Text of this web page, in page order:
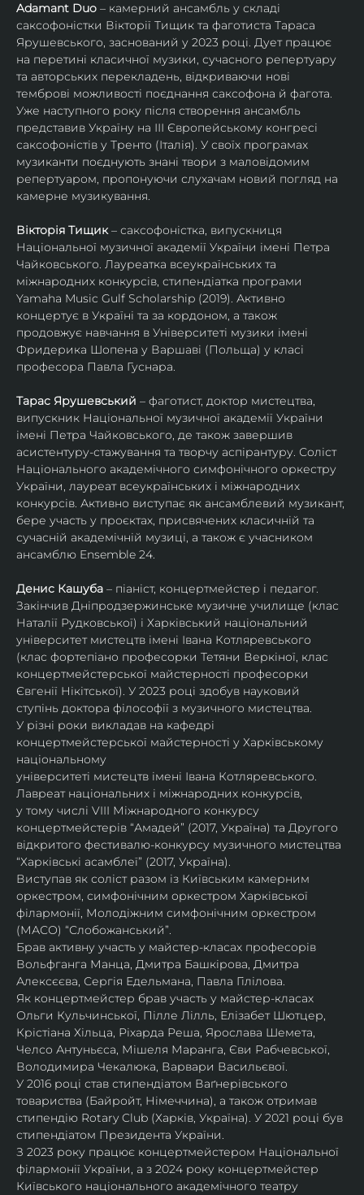
Adamant Duo – камерний ансамбль у складі
саксофоністки Вікторії Тищик та фаготиста Тараса
Ярушевського, заснований у 2023 році. Дует працює
на перетині класичної музики, сучасного репертуару
та авторських перекладень, відкриваючи нові
темброві можливості поєднання саксофона й фагота.
Уже наступного року після створення ансамбль
представив Україну на ІІІ Європейському конгресі
саксофоністів у Тренто (Італія). У своїх програмах
музиканти поєднують знані твори з маловідомим
репертуаром, пропонуючи слухачам новий погляд на
камерне музикування.
Вікторія Тищик – саксофоністка, випускниця
Національної музичної академії України імені Петра
Чайковського. Лауреатка всеукраїнських та
міжнародних конкурсів, стипендіатка програми
Yamaha Music Gulf Scholarship (2019). Активно
концертує в Україні та за кордоном, а також
продовжує навчання в Університеті музики імені
Фридерика Шопена у Варшаві (Польща) у класі
професора Павла Гуснара.
Тарас Ярушевський – фаготист, доктор мистецтва,
випускник Національної музичної академії України
імені Петра Чайковського, де також завершив
асистентуру-стажування та творчу аспірантуру. Соліст
Національного академічного симфонічного оркестру
України, лауреат всеукраїнських і міжнародних
конкурсів. Активно виступає як ансамблевий музикант,
бере участь у проєктах, присвячених класичній та
сучасній академічній музиці, а також є учасником
ансамблю Ensemble 24.
Денис Кашуба – піаніст, концертмейстер і педагог.
Закінчив Дніпродзержинське музичне училище (клас
Наталії Рудковської) і Харківський національний
університет мистецтв імені Івана Котляревського
(клас фортепіано професорки Тетяни Веркіної, клас
концертмейстерської майстерності професорки
Євгенії Нікітської). У 2023 році здобув науковий
ступінь доктора філософії з музичного мистецтва.
У різні роки викладав на кафедрі
концертмейстерської майстерності у Харківському
національному
університеті мистецтв імені Івана Котляревського.
Лавреат національних і міжнародних конкурсів,
у тому числі VIII Міжнародного конкурсу
концертмейстерів “Амадей” (2017, Україна) та Другого
відкритого фестивалю-конкурсу музичного мистецтва
“Харківські асамблеї” (2017, Україна).
Виступав як соліст разом із Київським камерним
оркестром, симфонічним оркестром Харківської
філармонії, Молодіжним симфонічним оркестром
(МАСО) “Слобожанський”.
Брав активну участь у майстер-класах професорів
Вольфганга Манца, Дмитра Башкірова, Дмитра
Алексєєва, Сергія Едельмана, Павла Гілілова.
Як концертмейстер брав участь у майстер-класах
Ольги Кульчинської, Пілле Лілль, Елізабет Шютцер,
Крістіана Хільца, Ріхарда Реша, Ярослава Шемета,
Челсо Антуньєса, Мішеля Маранга, Єви Рабчевської,
Володимира Чекалюка, Варвари Васильєвої.
У 2016 році став стипендіатом Ваґнерівського
товариства (Байройт, Німеччина), а також отримав
стипендію Rotary Club (Харків, Україна). У 2021 році був
стипендіатом Президента України.
З 2023 року працює концертмейстером Національної
філармонії України, а з 2024 року концертмейстер
Київського національного академічного театру